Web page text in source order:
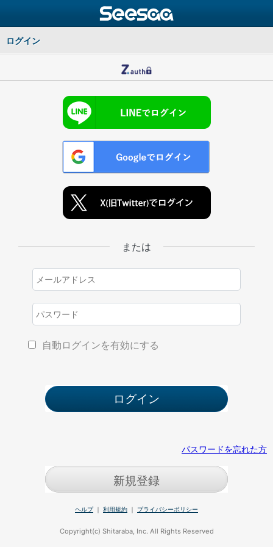
ログイン
または
自動ログインを有効にする
パスワードを忘れた方
新規登録
ヘルプ｜ 利用規約 ｜ プライバシーポリシー
Copyright(c) Shitaraba, Inc. All Rights Reserved